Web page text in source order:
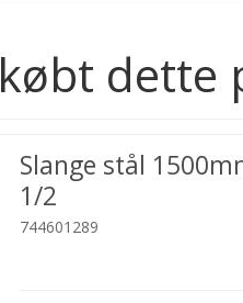
dette
Slange stål
1/2
744601289